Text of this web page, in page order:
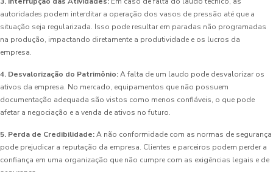
autoridades podem interditar a operação dos vasos de pressão até que a
situação seja regularizada. Isso pode resultar em paradas não programadas
na produção, impactando diretamente a produtividade e os lucros da
empresa.
4. Desvalorização do Patrimônio:A falta de um laudo pode desvalorizar os
ativos da empresa. No mercado, equipamentos que não possuem
documentação adequada são vistos como menos confiáveis, o que pode
afetar a negociação e a venda de ativos no futuro.
5. Perda de Credibilidade:A não conformidade com as normas de segurança
pode prejudicar a reputação da empresa. Clientes e parceiros podem perder a
confiança em uma organização que não cumpre com as exigências legais e de